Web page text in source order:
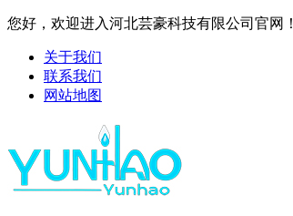
您好，欢迎进入河北芸豪科技有限公司官网！
关于我们
联系我们
网站地图